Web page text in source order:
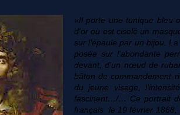
«Il porte une tunique bleu
d'or où est ciselé un
sur l'épaule par un bijou.
posée sur l'abondante
devant, d'un nœud de
bâton de commandement
du jeune visage,
fascinent…/… Ce portrait
français le 19 février